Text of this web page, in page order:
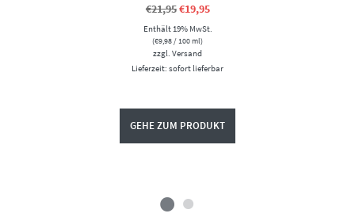
€21,95Ursprünglicher
Preis
war:
€21,95
€19,95Aktueller
ist:
Enthält 19% MwSt.
(€9,98/ 100 ml)
zzgl.Versand
Lieferzeit: sofort lieferbar
GEHE ZUM PRODUKT